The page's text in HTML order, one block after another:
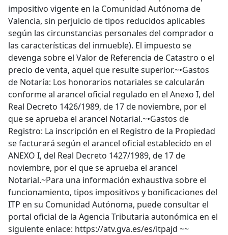
impositivo vigente en la Comunidad Autónoma de
Valencia, sin perjuicio de tipos reducidos aplicables
según las circunstancias personales del comprador o
las características del inmueble). El impuesto se
devenga sobre el Valor de Referencia de Catastro o el
precio de venta, aquel que resulte superior.~•Gastos
de Notaría: Los honorarios notariales se calcularán
conforme al arancel oficial regulado en el Anexo I, del
Real Decreto 1426/1989, de 17 de noviembre, por el
que se aprueba el arancel Notarial.~•Gastos de
Registro: La inscripción en el Registro de la Propiedad
se facturará según el arancel oficial establecido en el
ANEXO I, del Real Decreto 1427/1989, de 17 de
noviembre, por el que se aprueba el arancel
Notarial.~Para una información exhaustiva sobre el
funcionamiento, tipos impositivos y bonificaciones del
ITP en su Comunidad Autónoma, puede consultar el
portal oficial de la Agencia Tributaria autonómica en el
siguiente enlace: https://atv.gva.es/es/itpajd ~~